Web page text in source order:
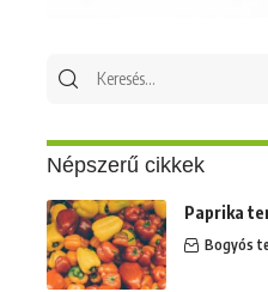
Keresés
Népszerű cikkek
Paprika
Bogyós